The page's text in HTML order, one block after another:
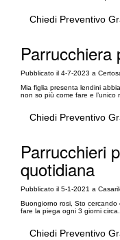
Chiedi Preventivo
Parrucchiera
Pubblicato il 4-7-2023 a
Mia figlia presenta lendini
non so più come fare e l’unico
Chiedi Preventivo
Parrucchieri
quotidiana
Pubblicato il 5-1-2021 a
Buongiorno rosi, Sto
fare la piega ogni 3 giorni
Chiedi Preventivo